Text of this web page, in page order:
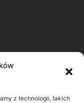
z technologii, takich